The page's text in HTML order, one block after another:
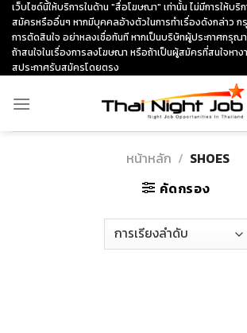
Skip
content
เว็บไซด์นี้ให้บริการในด้าน "สื่อโฆษณา" เท่านั้น ไม่มีการให้บ
สมัครหรืออื่นๆ หากมีบุคคลอ้างตัวในการทำเรื่องดังกล่าว
การตัดสินใจ อย่าหลงเชื่อทันที หากเป็นบริษัทผู้ประกาศกรุณ
ถ้าสนใจในเรื่องการลงโฆษณา หรือถ้าเป็นผู้สมัครที่สนใจห
สประกาศรับสมัครโดยตรง
หน้าหลัก / SHOES
คัดกรอง